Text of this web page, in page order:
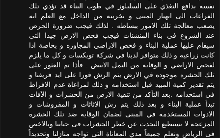
نفسه بدافع التغذي على السليلوز في طوب البناء قد تؤدي تلك
الفراغات الى انهيار المبنى و تخريبه من الداخل مع العلم انه
يصعب معالجة تلك الامور ببساطه . لذلك فيجب ضرورة الحرص
عند الشروع في بناء المنشئات فيجب فحص الارض جيدا التي
سيقام عليها عملية البناء و فحص الاراضي المجاوره و بخاصة اذا
كانت زراعيه و ذلك متوافر لدينا في شركة تويكسات و كل ما يلزم
لفحص الاراضي و الوقايه من النمل الابيض . فأذا تم العثور على
تلك الحشره موجوده في الارض يتم الرش فورا على ايد فريقنا و
يتم تقدير كمية المبيد قبل استخدامه و ذلك لمراعاة عدم الافراط
في استخدامه .بعد التأكد من تنقية الارض من الحشرات و الآفات
تبدأ عملية البناء و بعد ذلك يتم رش الاثاثات و المفروشات و
الادوات المستخدمه في المبنى لضمان الوقايه ضد تلك الحشره
المزعجه لا نستطيع التحدث عن خطر الحشرات فى حياتنا وبالاخص
فى الرياض ونعلم جميعاً مدي المعاناة التى تواجه منازلنا وتحديداً